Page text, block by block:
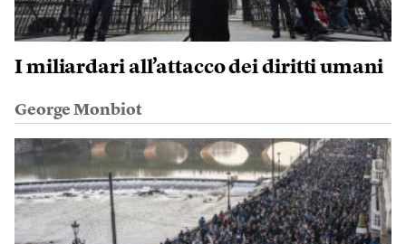
I miliardari all’attacco dei diritti umani
George Monbiot